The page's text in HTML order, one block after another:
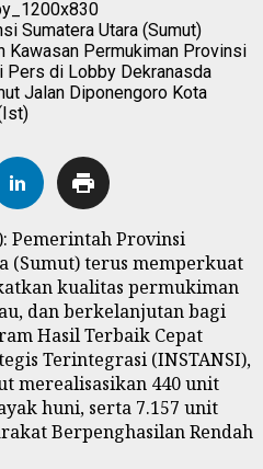
Sumatera Utara (Sumut)
Kawasan Permukiman Provinsi
Pers di Lobby Dekranasda
Jalan Diponengoro Kota
Pemerintah Provinsi
(Sumut) terus memperkuat
kualitas permukiman
dan berkelanjutan bagi
Hasil Terbaik Cepat
Terintegrasi (INSTANSI),
merealisasikan 440 unit
huni, serta 7.157 unit
Berpenghasilan Rendah